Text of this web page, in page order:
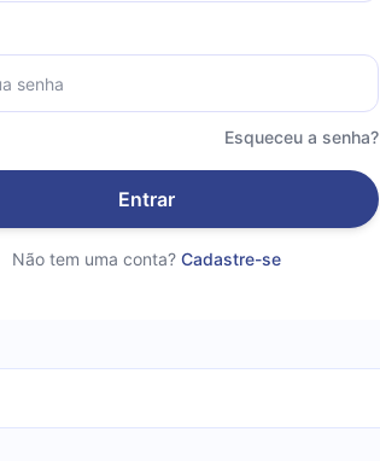
Esqueceu a senha?
Entrar
Não tem uma conta? Cadastre-se